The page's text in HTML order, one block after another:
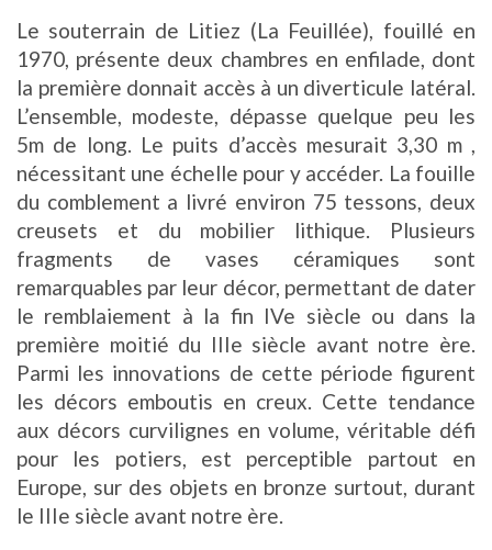
Le souterrain de Litiez (La Feuillée), fouillé en
1970, présente deux chambres en enfilade, dont
la première donnait accès à un diverticule latéral.
L’ensemble, modeste, dépasse quelque peu les
5m de long. Le puits d’accès mesurait 3,30 m ,
nécessitant une échelle pour y accéder. La fouille
du comblement a livré environ 75 tessons, deux
creusets et du mobilier lithique. Plusieurs
fragments de vases céramiques sont
remarquables par leur décor, permettant de dater
le remblaiement à la fin IVe siècle ou dans la
première moitié du IIIe siècle avant notre ère.
Parmi les innovations de cette période figurent
les décors emboutis en creux. Cette tendance
aux décors curvilignes en volume, véritable défi
pour les potiers, est perceptible partout en
Europe, sur des objets en bronze surtout, durant
le IIIe siècle avant notre ère.